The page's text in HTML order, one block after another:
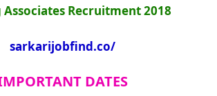
Recruitment 2018
sarkarijobfind.co/
DATES